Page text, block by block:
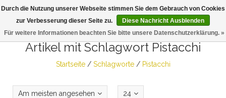
Artikel mit Schlagwort Pistacchi
Startseite/ Schlagworte/ Pistacchi
Am meisten angesehen 24
Durch die Nutzung unserer Webseite stimmen Sie dem Gebrauch von Cookies
zur Verbesserung dieser Seite zu.
Diese Nachricht Ausblenden
Für weitere Informationen beachten Sie bitte unsere Datenschutzerklärung. »